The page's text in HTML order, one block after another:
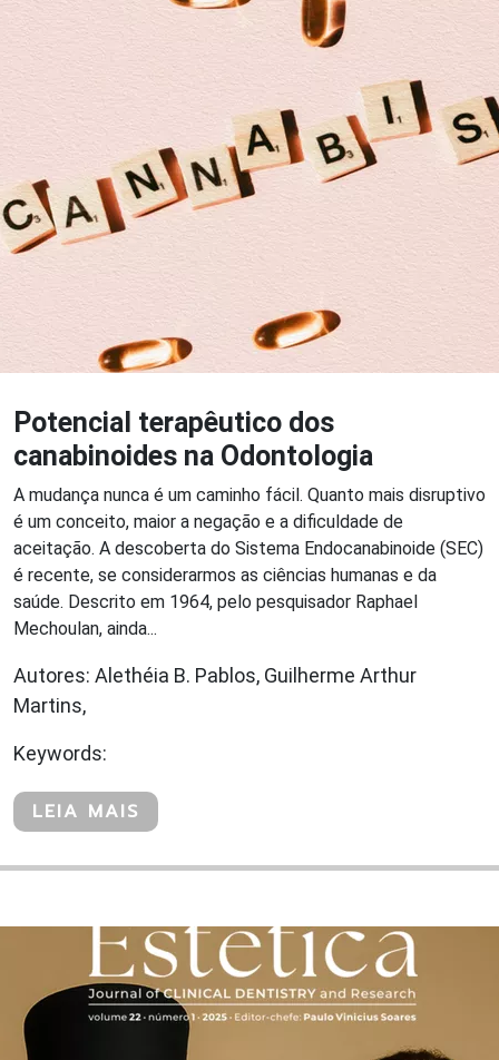
Potencial terapêutico dos
canabinoides na Odontologia
A mudança nunca é um caminho fácil. Quanto mais disruptivo
é um conceito, maior a negação e a dificuldade de
aceitação. A descoberta do Sistema Endocanabinoide (SEC)
é recente, se considerarmos as ciências humanas e da
saúde. Descrito em 1964, pelo pesquisador Raphael
Mechoulan, ainda...
Autores: Alethéia B. Pablos, Guilherme Arthur
Martins,
Keywords:
LEIA MAIS